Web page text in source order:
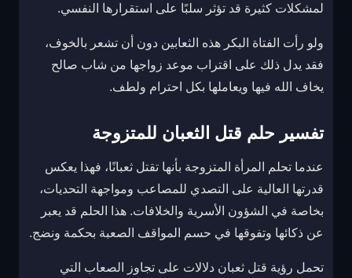
لمشكلات كثيرة قد تؤثر سلبًا على استقرارها النفسي.
ولو رأت الفتاة البكر هذه الثعابين دون أن تشعر بالخوف،
فقد يدل ذلك على اقتراب موعد زواجها من شاب صالح
يخاف الله فيها ويعاملها بكل احترام ولطف.
تفسير حلم قتل الثعبان للمتزوجة
عندما تحلم المرأة المتزوجة بأنها تقتل ثعبانًا، فهذا يعكس
قدرتها العالية على التصدي للمصاعب ومواجهة التحديات،
بخاصة في الشؤون الأسرية والخلافات. هذا الحلم قد يعبر
عن ذكائها وتفوقها في حسم المواقف الصعبة بحكمة ونضج.
تحمل رؤية قتل ثعبان دلالات على تجاوز الصعاب التي